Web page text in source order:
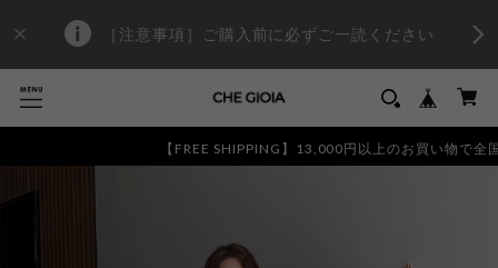
［注意事項］ご購入前に必ずご一読ください
【FREE SHIPPING】13,000円以上のお買い物で全国一